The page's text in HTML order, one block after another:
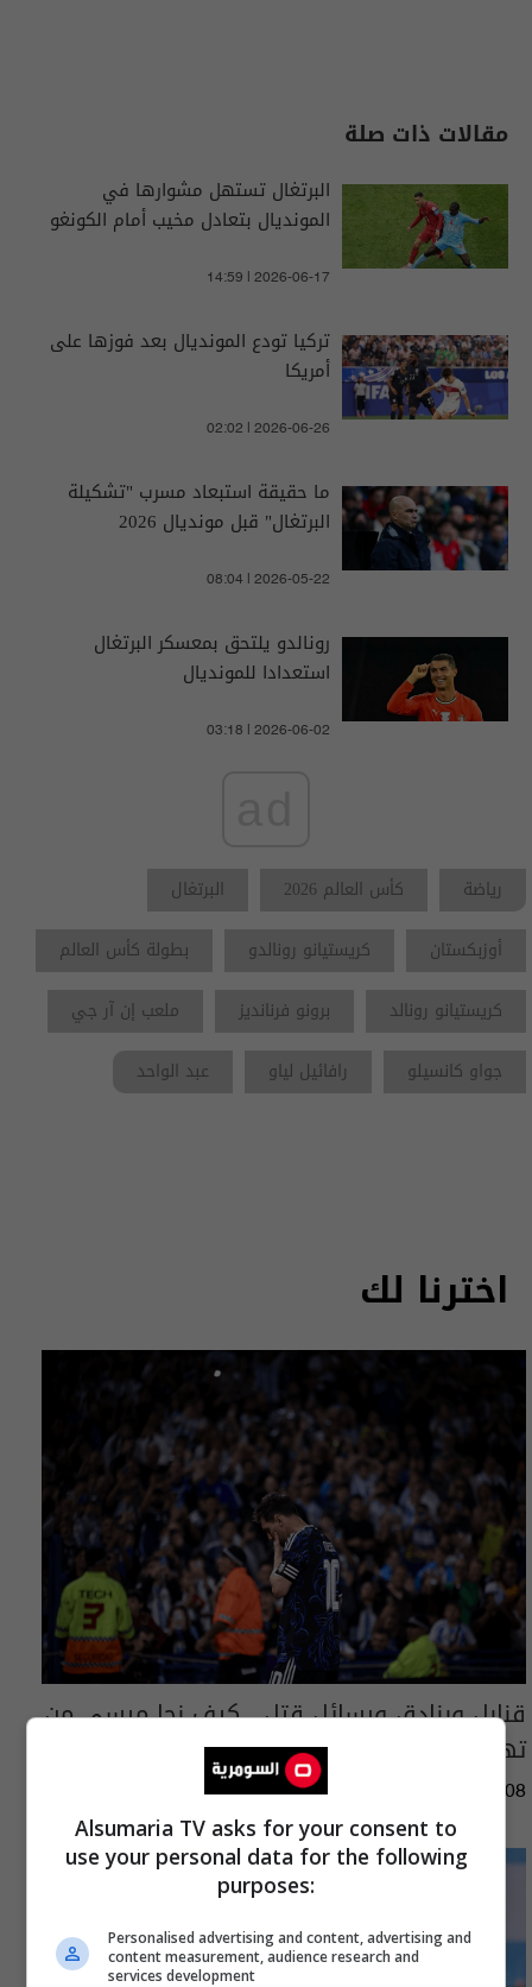
مقالات ذات صلة
البرتغال تستهل مشوارها في
المونديال بتعادل مخيب أمام الكونغو
14:59 | 2026-06-17
تركيا تودع المونديال بعد فوزها على
أمريكا
02:02 | 2026-06-26
ما حقيقة استبعاد مسرب "تشكيلة
البرتغال" قبل مونديال 2026
08:04 | 2026-05-22
رونالدو يلتحق بمعسكر البرتغال
استعدادا للمونديال
03:18 | 2026-06-02
رياضة كأس العالم 2026
البرتغال
أوزبكستان
كريستيانو رونالدو
بطولة كأس العالم
كريستيانو رونالد
برونو فرنانديز
ملعب إن آر جي
جواو كانسيلو
رافائيل لياو عبد الواحد
اخترنا لك
قنابل وبنادق ورسائل قتل.. كيف نجا ميسي من
تهديدات مونديال 2026؟
04:35 | 2026-08-08
Alsumaria TV asks for your consent to
use your personal data for the following
purposes:
Personalised advertising and content, advertising and
content measurement, audience research and
services development